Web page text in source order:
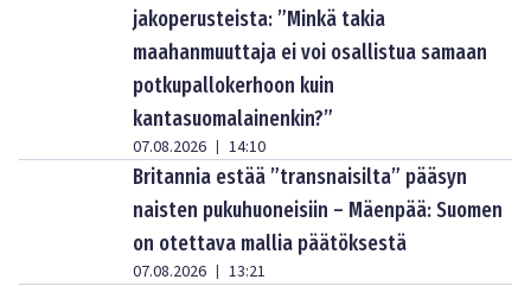
jakoperusteista: ”Minkä takia
maahanmuuttaja ei voi osallistua samaan
potkupallokerhoon kuin
kantasuomalainenkin?”
07.08.2026 | 14:10
Britannia estää ”transnaisilta” pääsyn
naisten pukuhuoneisiin – Mäenpää: Suomen
on otettava mallia päätöksestä
07.08.2026 | 13:21